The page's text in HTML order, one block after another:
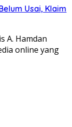
Usai, Klaim
A. Hamdan
online yang